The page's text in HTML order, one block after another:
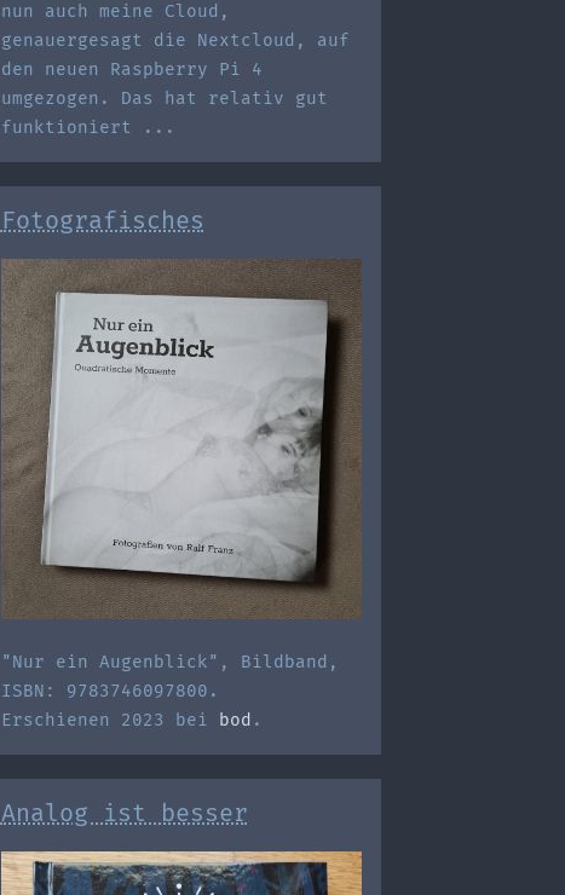
nun auch meine Cloud,
genauergesagt die Nextcloud, auf
den neuen Raspberry Pi 4
umgezogen. Das hat relativ gut
funktioniert ...
Fotografisches
"Nur ein Augenblick", Bildband,
ISBN: 9783746097800.
Erschienen 2023 bei
bod .
Analog ist besser